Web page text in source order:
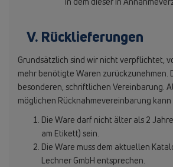
V. Rücklieferungen
Grundsätzlich sind wir nicht verpflichtet,
mehr benötigte Waren zurückzunehmen.
besonderen, schriftlichen Vereinbarung.
möglichen Rücknahmevereinbarung
Die Ware darf nicht älter als 2
am Etikett) sein.
Die Ware muss dem aktuellen
Lechner GmbH entsprechen.